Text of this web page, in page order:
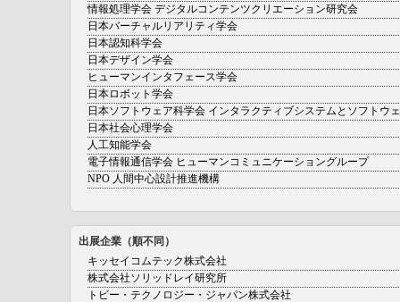
情報処理学会 デジタルコンテンツクリエーション研究会
日本バーチャルリアリティ学会
日本認知科学会
日本デザイン学会
ヒューマンインタフェース学会
日本ロボット学会
日本ソフトウェア科学会 インタラクティブシステムとソフトウ
日本社会心理学会
人工知能学会
電子情報通信学会 ヒューマンコミュニケーショングループ
NPO 人間中心設計推進機構
出展企業（順不同）
キッセイコムテック株式会社
株式会社ソリッドレイ研究所
トビー・テクノロジー・ジャパン株式会社